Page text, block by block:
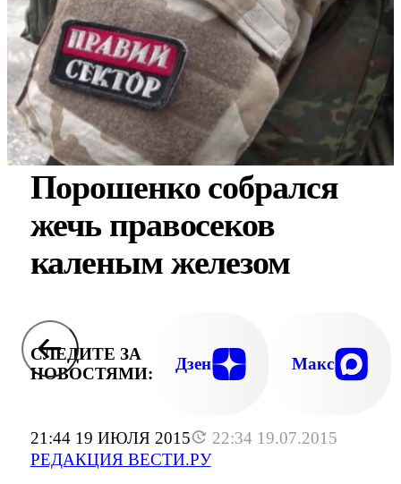
21:44 19 ИЮЛЯ 2015
22:34 19.07.2015
РЕДАКЦИЯ ВЕСТИ.РУ
Порошенко собрался
жечь правосеков
каленым железом
СЛЕДИТЕ ЗА
НОВОСТЯМИ:
Дзен Макс